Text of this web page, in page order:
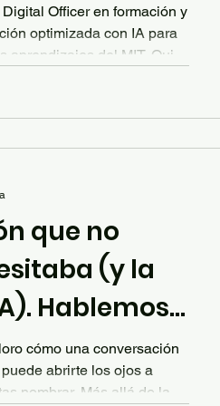
Officer en formación y
del MIT. Quizá
de un año en
que no
(y la
Hablemos
con
cómo una conversación
abrirte los ojos a
Más allá de la